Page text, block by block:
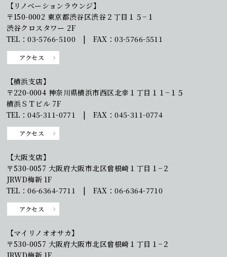
【リノベーションラウンジ】
〒150-0002 東京都渋谷区渋谷２丁目１５−１
渋谷クロスタワー 2F
TEL：03-5766-5100 | FAX：03-5766-5511
アクセス
【横浜支店】
〒220-0004 神奈川県横浜市西区北幸１丁目１１−１５
横浜ＳＴビル 7F
TEL：045-311-0771 | FAX：045-311-0774
アクセス
【大阪支店】
〒530-0057 大阪府大阪市北区曾根崎１丁目１−２
JRWD梅新 1F
TEL：06-6364-7711 | FAX：06-6364-7710
アクセス
【マイリノオオサカ】
〒530-0057 大阪府大阪市北区曾根崎１丁目１−２